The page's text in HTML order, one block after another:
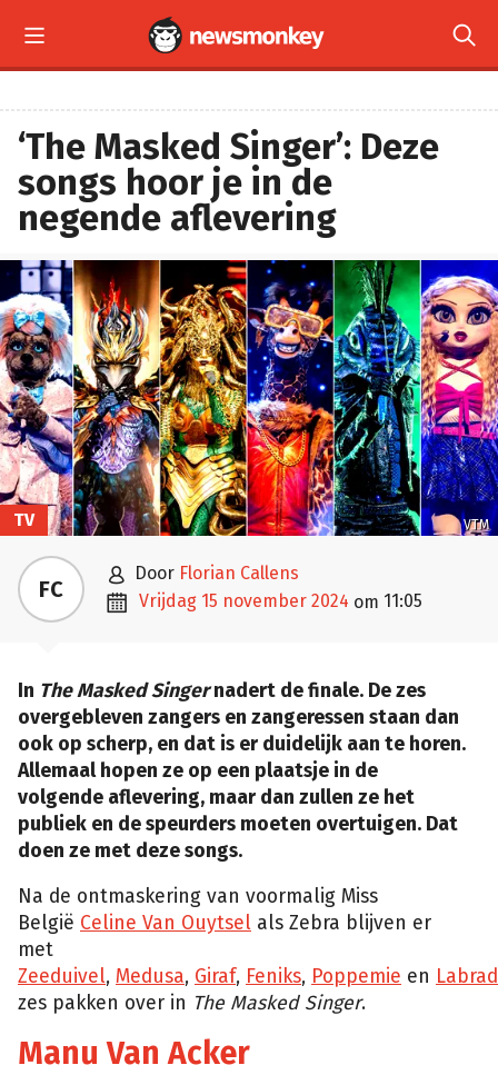
 
‘The Masked Singer’: Deze
songs hoor je in de
negende aflevering
VTM
TV
FC  door Florian Callens
 vrijdag 15 november 2024 om 11:05
In The Masked Singernadert de finale. De zes
overgebleven zangers en zangeressen staan dan
ook op scherp, en dat is er duidelijk aan te horen.
Allemaal hopen ze op een plaatsje in de
volgende aflevering, maar dan zullen ze het
publiek en de speurders moeten overtuigen. Dat
doen ze met deze songs.
Na de ontmaskering van voormalig Miss
België Celine Van Ouytsel als Zebra blijven er
met
Zeeduivel, Medusa, Giraf, Feniks, Poppemie en
zes pakken over in The Masked Singer.
Manu Van Acker